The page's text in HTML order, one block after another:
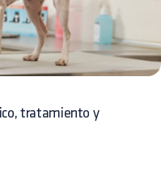
tratamiento y